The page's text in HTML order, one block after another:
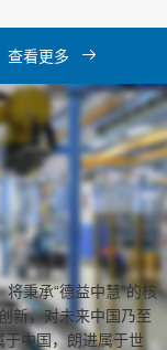
查看更多
秉承“德益中慧”的核
新，对未来中国乃至
中国，朗进属于世